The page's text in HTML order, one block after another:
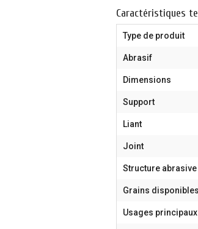
Caractéristiques
Type de produit
Abrasif
Dimensions
Support
Liant
Joint
Structure abrasive
Grains disponibles
Usages principaux